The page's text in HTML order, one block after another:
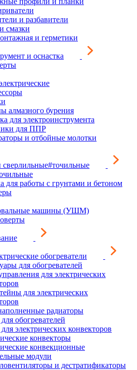
и разбавители
смазки
и герметики
и оснастка
алмазного бурения
для электроинструмента
для ППР
и отбойные молотки
сверлильные#точильные
для работы с грунтами и бетоном
машины (УШМ)
обогреватели
для обогревателей
для электрических
для электрических
радиаторы
обогревателей
электрических конвекторов
конвекторы
конвекционные
модули
и дестратификаторы